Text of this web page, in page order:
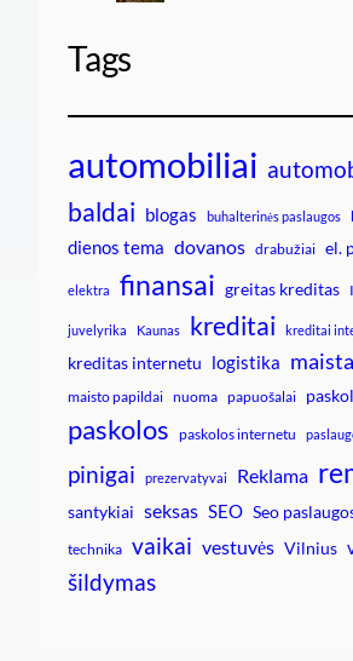
Tags
automobiliai
baldai blogas buhalterinės paslaugos
dienos tema dovanos drabužiai el.
elektra finansai greitas kreditas
juvelyrika Kaunas kreditai kreditai
kreditas internetu logistika
maisto papildai nuoma papuošalai
paskolos paskolos internetu
pinigai prezervatyvai Reklama
santykiai seksas SEO Seo
technika vaikai vestuvės Vilnius
šildymas